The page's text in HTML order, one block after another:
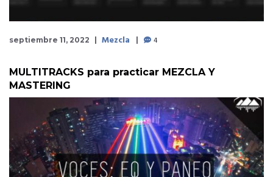
septiembre 11, 2022 Mezcla 4
MULTITRACKS para practicar MEZCLA Y
MASTERING